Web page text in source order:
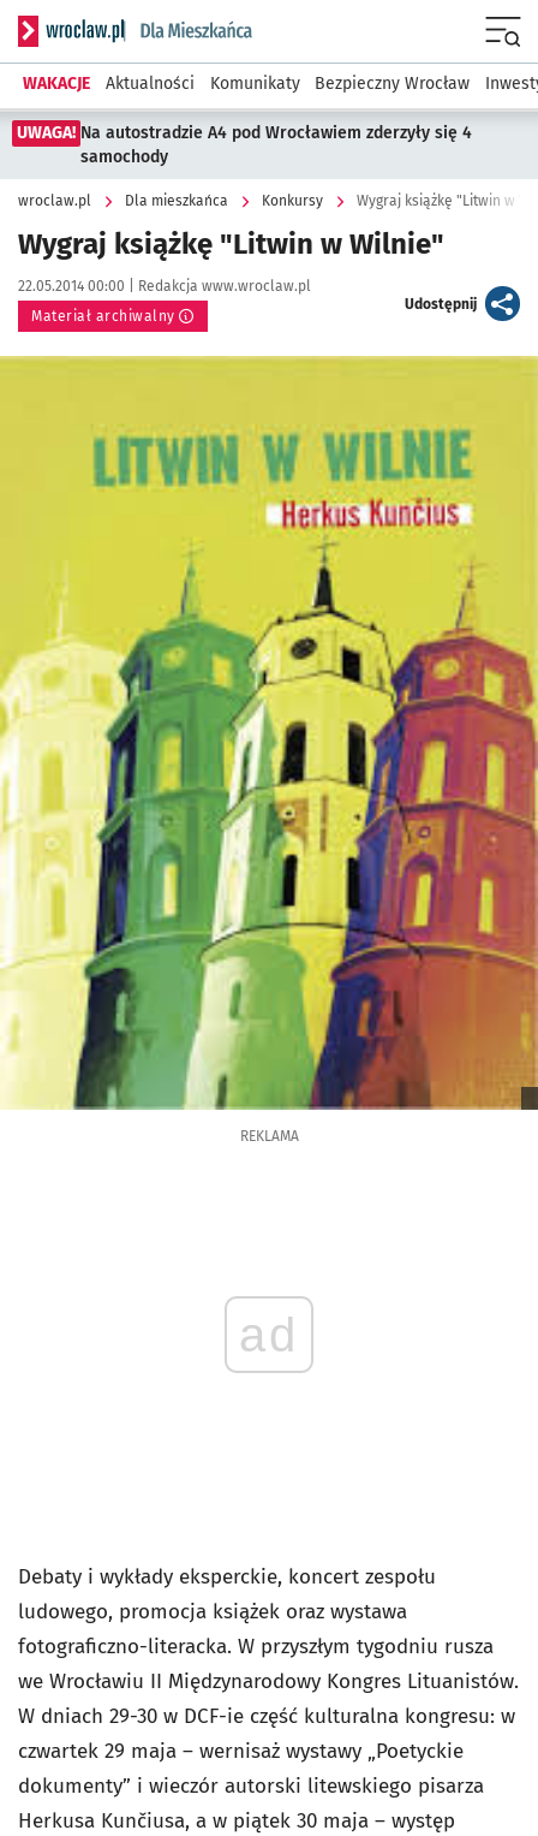
Serwis informacyjny wroclaw.pl podserwis: Dla mieszkańca
WAKACJE Aktualności Komunikaty Bezpieczny Wrocław
UWAGA! Na autostradzie A4 pod Wrocławiem zderzyły się 4
samochody
wroclaw.pl Dla mieszkańca Konkursy Wygraj książkę "Litwin w
Wygraj książkę "Litwin w Wilnie"
Data publikacji:
22.05.2014 00:00 | Autor:
Redakcja www.wroclaw.pl
Materiał archiwalny
Udostępnijartykuł
Kliknij, aby powiększyć
REKLAMA
ad
Debaty i wykłady eksperckie, koncert zespołu
ludowego, promocja książek oraz wystawa
fotograficzno-literacka. W przyszłym tygodniu rusza
we Wrocławiu II Międzynarodowy Kongres Lituanistów.
W dniach 29-30 w DCF-ie część kulturalna kongresu: w
czwartek 29 maja – wernisaż wystawy „Poetyckie
dokumenty” i wieczór autorski litewskiego pisarza
Herkusa Kunčiusa, a w piątek 30 maja – występ